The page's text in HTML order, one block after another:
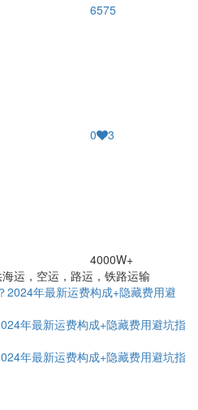
6575
0 3
4000W+
运，空运，路运，铁路运输
年最新运费构成+隐藏费用避坑指
年最新运费构成+隐藏费用避坑指